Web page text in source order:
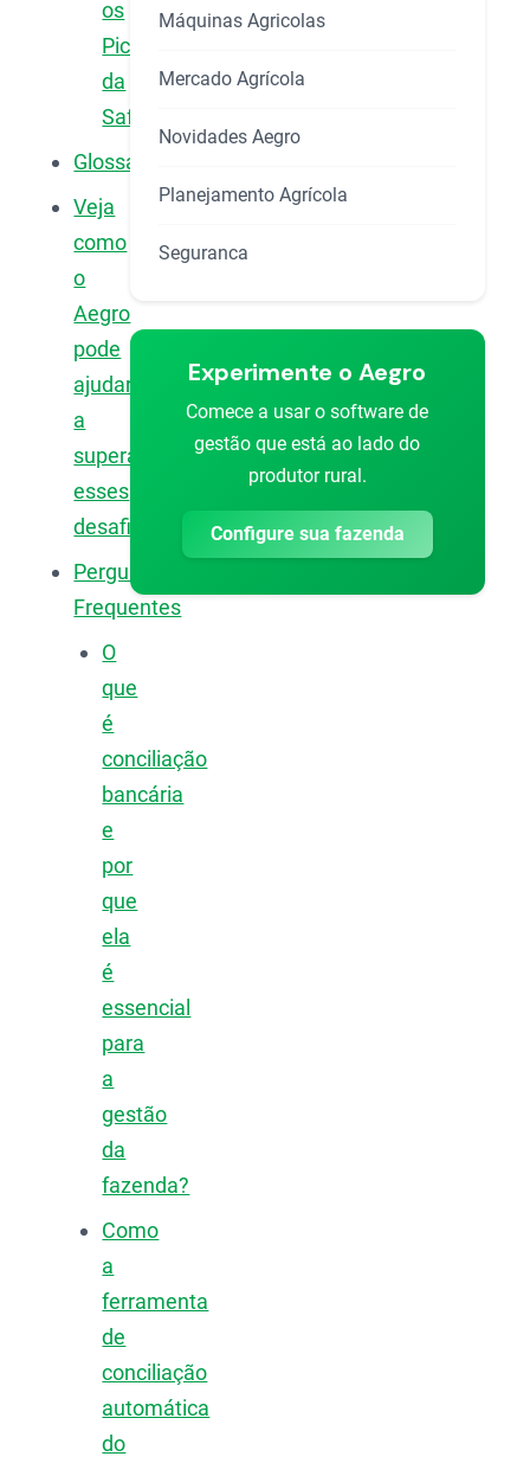
os
Picos
da
Safra
Glossário
Veja
como
o
Aegro
pode
ajudar
a
superar
esses
desafios
Perguntas
Frequentes
O
que
é
conciliação
bancária
e
por
que
ela
é
essencial
para
a
gestão
da
fazenda?
Como
a
ferramenta
de
conciliação
automática
do
Máquinas Agricolas
Mercado Agrícola
Novidades Aegro
Planejamento Agrícola
Seguranca
Experimente o Aegro
Comece a usar o software de
gestão que está ao lado do
produtor rural.
Configure sua fazenda